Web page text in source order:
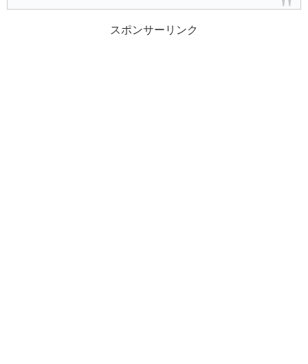
スポンサーリンク